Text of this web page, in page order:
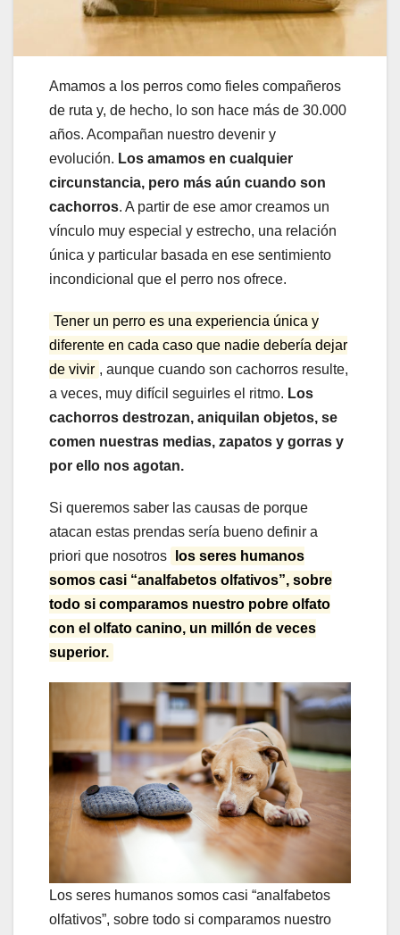
Amamos a los perros como fieles compañeros
de ruta y, de hecho, lo son hace más de 30.000
años. Acompañan nuestro devenir y
evolución. Los amamos en cualquier
circunstancia, pero más aún cuando son
cachorros. A partir de ese amor creamos un
vínculo muy especial y estrecho, una relación
única y particular basada en ese sentimiento
incondicional que el perro nos ofrece.
Tener un perro es una experiencia única y
diferente en cada caso que nadie debería dejar
de vivir , aunque cuando son cachorros resulte,
a veces, muy difícil seguirles el ritmo. Los
cachorros destrozan, aniquilan objetos, se
comen nuestras medias, zapatos y gorras y
por ello nos agotan.
Si queremos saber las causas de porque
atacan estas prendas sería bueno definir a
priori que nosotros
los seres humanos
somos casi “analfabetos olfativos”, sobre
todo si comparamos nuestro pobre olfato
con el olfato canino, un millón de veces
superior.
Los seres humanos somos casi “analfabetos
olfativos”, sobre todo si comparamos nuestro